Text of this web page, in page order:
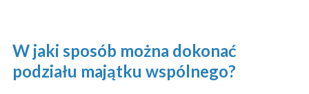
W jaki sposób można dokonać
podziału majątku wspólnego?